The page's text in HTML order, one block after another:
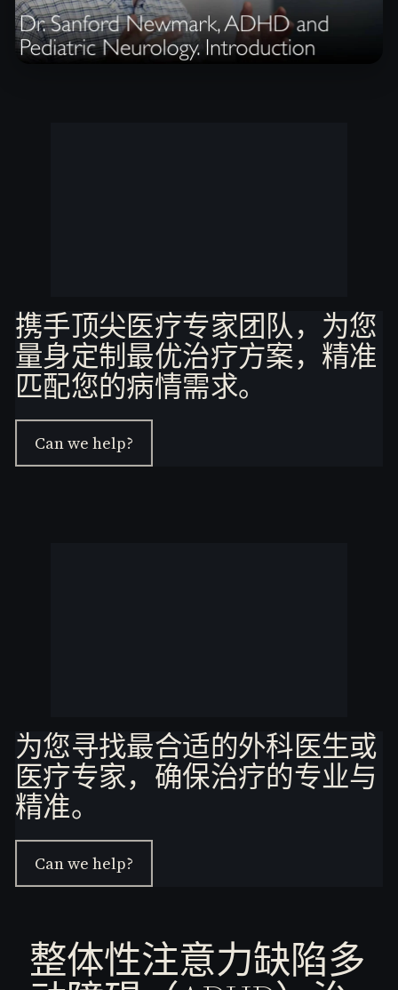
携手顶尖医疗专家团队，为您
量身定制最优治疗方案，精准
匹配您的病情需求。
Can we help?
为您寻找最合适的外科医生或
医疗专家，确保治疗的专业与
精准。
Can we help?
整体性注意力缺陷多